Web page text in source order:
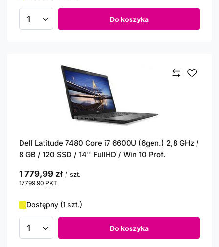
Ilość produktów Do koszyka
Dell Latitude 7480 Core i7 6600U (6gen.) 2,8 GHz /
8 GB / 120 SSD / 14'' FullHD / Win 10 Prof.
1 779,99 zł / szt.
17799.90 PKT
Dostępny (1 szt.)
Ilość produktów Do koszyka